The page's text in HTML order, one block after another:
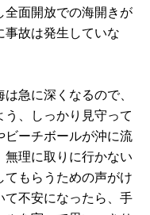
全面開放での海開きが
事故は発生していな
急に深くなるので、
、しっかり見守って
ビーチボールが沖に流
無理に取りに行かない
てもらうための声がけ
て不安になったら、手